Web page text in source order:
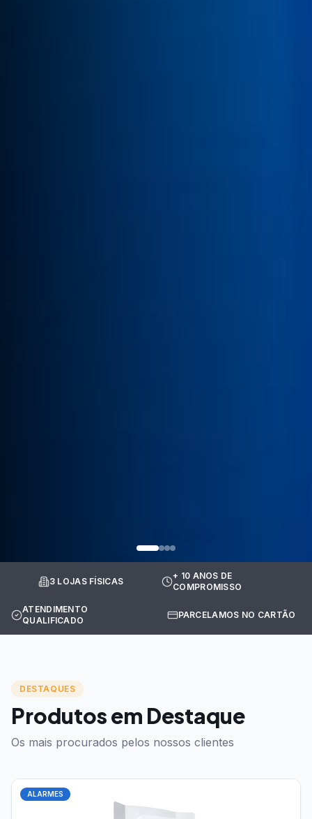
3 LOJAS FÍSICAS
+ 10 ANOS DE
COMPROMISSO
ATENDIMENTO
QUALIFICADO
PARCELAMOS NO CARTÃO
DESTAQUES
Produtos em Destaque
Os mais procurados pelos nossos clientes
ALARMES